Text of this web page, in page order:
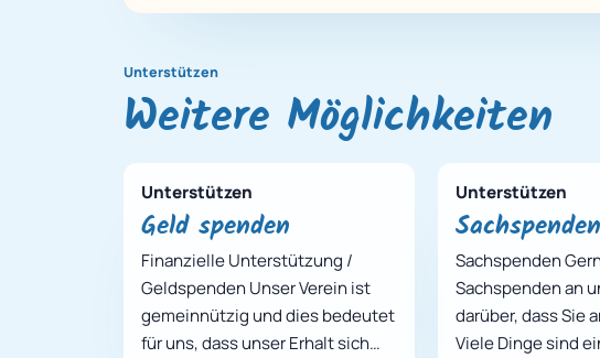
Unterstützen
Weitere Möglichkeiten
Unterstützen
Geld spenden
Finanzielle Unterstützung /
Geldspenden Unser Verein ist
gemeinnützig und dies bedeutet
für uns, dass unser Erhalt sich
Unterstützen
Sachspenden
Sachspenden
Sachspenden an
darüber, dass Sie
Viele Dinge sind